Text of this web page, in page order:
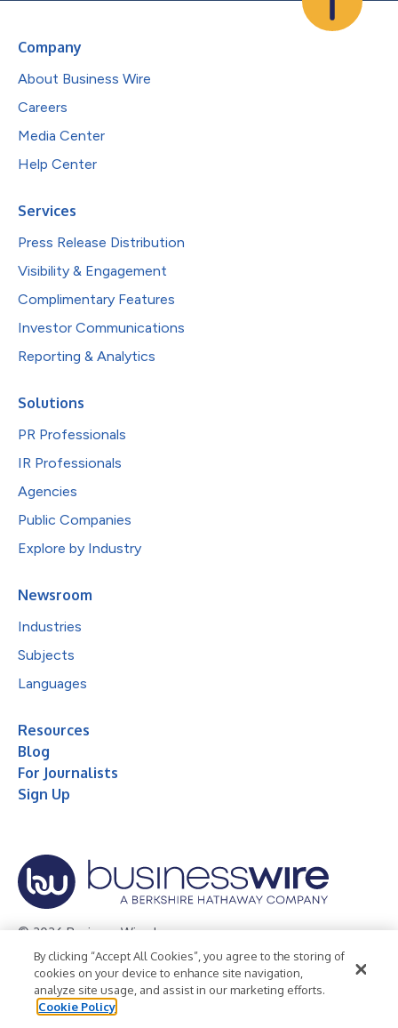
Company
About Business Wire
Careers
Media Center
Help Center
Services
Press Release Distribution
Visibility & Engagement
Complimentary Features
Investor Communications
Reporting & Analytics
Solutions
PR Professionals
IR Professionals
Agencies
Public Companies
Explore by Industry
Newsroom
Industries
Subjects
Languages
Resources
Blog
For Journalists
Sign Up
© 2026 Business Wire, Inc.
Privacy Policy Cookie Policy
Accessibility Statement
Terms of Use
Legal
By clicking “Accept All Cookies”, you agree to the storing of
cookies on your device to enhance site navigation,
analyze site usage, and assist in our marketing efforts.
Cookie Policy